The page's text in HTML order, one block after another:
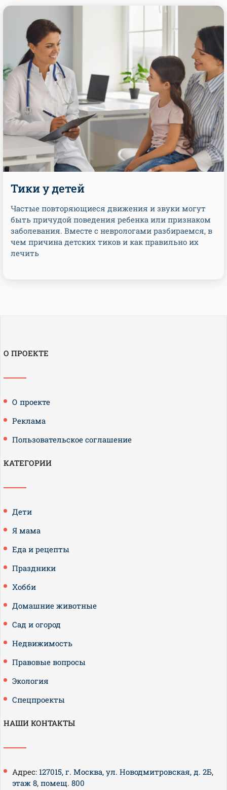
Тики у детей
Частые повторяющиеся движения и звуки могут
быть причудой поведения ребенка или признаком
заболевания. Вместе с неврологами разбираемся, в
чем причина детских тиков и как правильно их
лечить
О ПРОЕКТЕ
О проекте
Реклама
Пользовательское соглашение
КАТЕГОРИИ
Дети
Я мама
Еда и рецепты
Праздники
Хобби
Домашние животные
Сад и огород
Недвижимость
Правовые вопросы
Экология
Спецпроекты
НАШИ КОНТАКТЫ
Адрес: 127015, г. Москва, ул. Новодмитровская, д. 2Б,
этаж 8, помещ. 800